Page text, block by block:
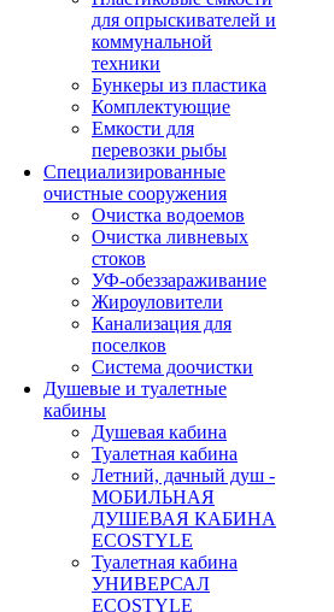
для опрыскивателей и
коммунальной
техники
Бункеры из пластика
Комплектующие
Емкости для
перевозки рыбы
Специализированные
очистные сооружения
Очистка водоемов
Очистка ливневых
стоков
УФ-обеззараживание
Жироуловители
Канализация для
поселков
Система доочистки
Душевые и туалетные
кабины
Душевая кабина
Туалетная кабина
Летний, дачный душ -
МОБИЛЬНАЯ
ДУШЕВАЯ КАБИНА
ECOSTYLE
Туалетная кабина
УНИВЕРСАЛ
ECOSTYLE